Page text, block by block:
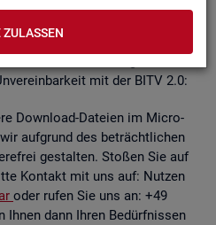
mit der BITV 2.0:
Down­load-Da­tei­en im Mi­cro­
auf­grund des be­trächt­li­chen
ge­stal­ten. Sto­ßen Sie auf
Kon­takt mit uns auf: Nut­zen
oder rufen Sie uns an: +49
Ihnen dann Ihren Be­dürf­nis­sen